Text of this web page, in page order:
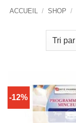
ACCUEIL / SHOP /
-12%